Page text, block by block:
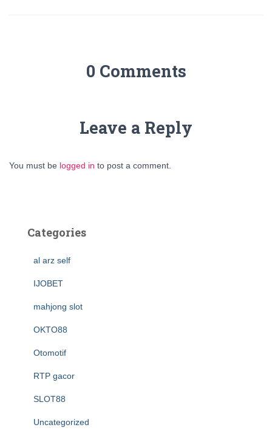
0 Comments
Leave a Reply
You must be logged in to post a comment.
Categories
al arz self
IJOBET
mahjong slot
OKTO88
Otomotif
RTP gacor
SLOT88
Uncategorized